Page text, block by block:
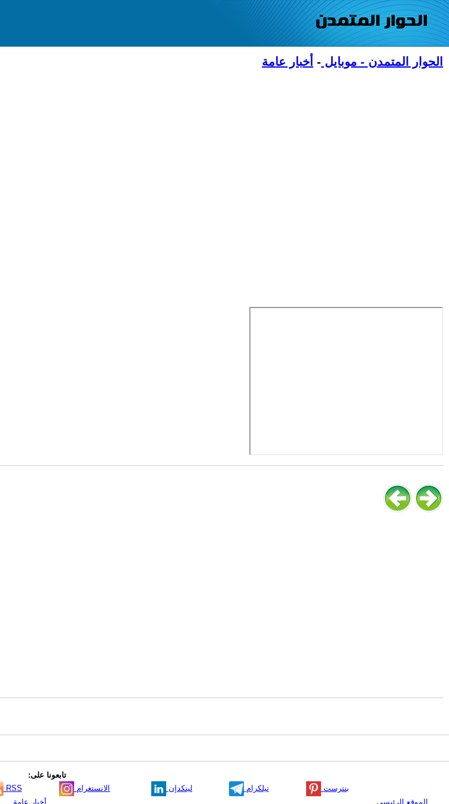
الحوار المتمدن - موبايل - أخبار عامة
تابعونا على:
RSS الانستغرام لينكدإن تيلكرام
بنترست
الموقع الرئيسي
أخبار عامة